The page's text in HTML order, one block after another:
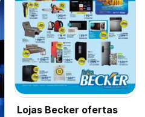
Lojas Becker ofertas